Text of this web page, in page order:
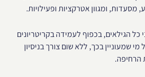
הגילאים, בכפוף לעמידה בקריטריונים
שמעוניין בכך, ללא שום צורך בניסיון
הרחיפה.